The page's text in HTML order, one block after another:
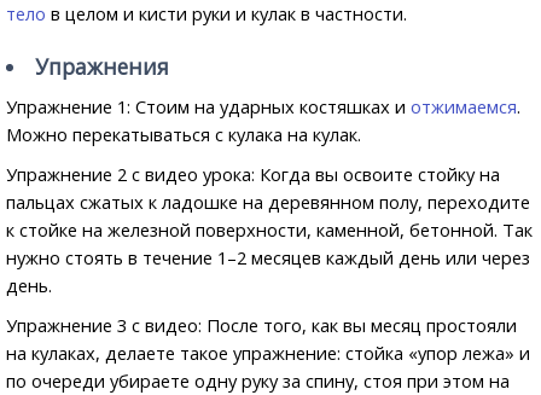
тело в целом и кисти руки и кулак в частности.
Упражнения
Упражнение 1: Стоим на ударных костяшках и отжимаемся.
Можно перекатываться с кулака на кулак.
Упражнение 2 с видео урока: Когда вы освоите стойку на
пальцах сжатых к ладошке на деревянном полу, переходите
к стойке на железной поверхности, каменной, бетонной. Так
нужно стоять в течение 1–2 месяцев каждый день или через
день.
Упражнение 3 с видео: После того, как вы месяц простояли
на кулаках, делаете такое упражнение: стойка «упор лежа» и
по очереди убираете одну руку за спину, стоя при этом на